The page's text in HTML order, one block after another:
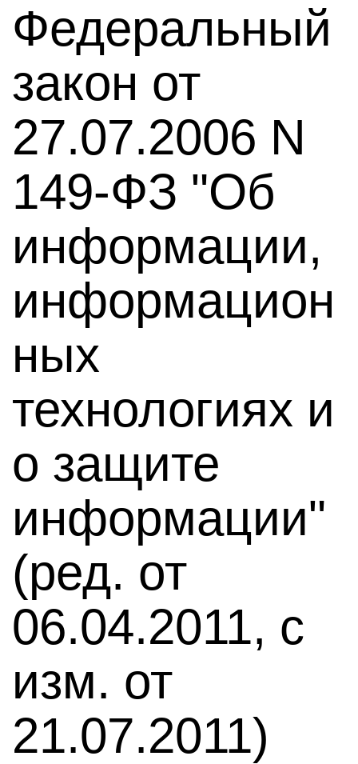
Федеральный
закон от
27.07.2006 N
149-ФЗ "Об
информации,
информацион
ных
технологиях и
о защите
информации"
(ред. от
06.04.2011, с
изм. от
21.07.2011)